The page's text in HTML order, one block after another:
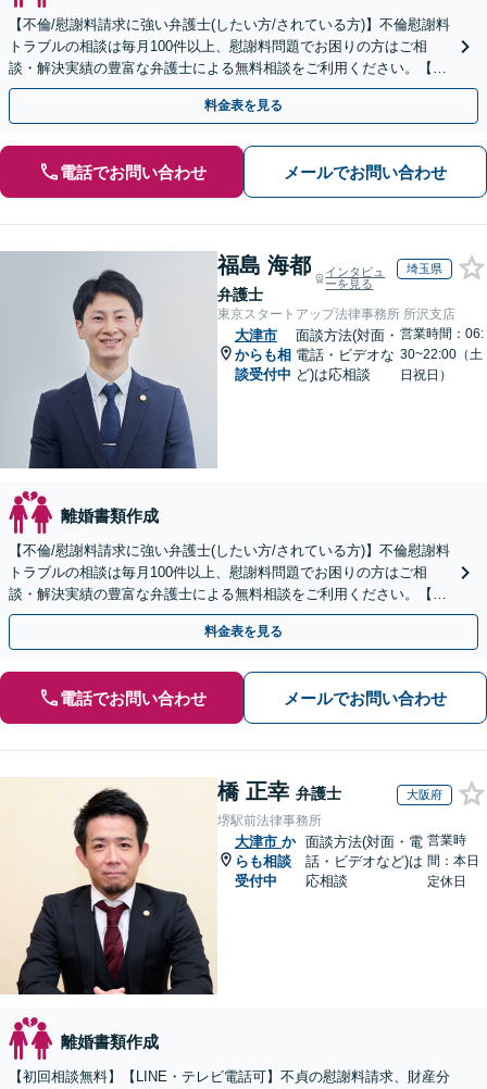
【不倫/慰謝料請求に強い弁護士(したい方/されている方)】不倫慰謝料
トラブルの相談は毎月100件以上、慰謝料問題でお困りの方はご相
談・解決実績の豊富な弁護士による無料相談をご利用ください。【不
倫相談は初回0円】【全国対応】
料金表を見る
電話でお問い合わせ メールでお問い合わせ
福島 海都
弁護士
インタビュ
ーを見る
埼玉県
東京スタートアップ法律事務所 所沢支店
大津市
からも相
談受付中
面談方法(対面・
電話・ビデオな
ど)は応相談
営業時間：06:
30~22:00（土
日祝日）
離婚書類作成
【不倫/慰謝料請求に強い弁護士(したい方/されている方)】不倫慰謝料
トラブルの相談は毎月100件以上、慰謝料問題でお困りの方はご相
談・解決実績の豊富な弁護士による無料相談をご利用ください。【不
倫相談は初回0円】【全国対応】
料金表を見る
電話でお問い合わせ メールでお問い合わせ
橋 正幸 弁護士 大阪府
堺駅前法律事務所
大津市 か
らも相談
受付中
面談方法(対面・電
話・ビデオなど)は
応相談
営業時
間：本日
定休日
離婚書類作成
【初回相談無料】【LINE・テレビ電話可】不貞の慰謝料請求、財産分